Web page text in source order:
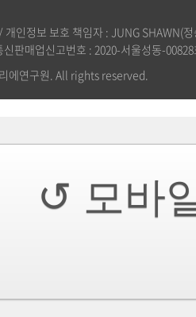
개인정보 보호 책임자 : JUNG
판매업신고번호 : 2020-서울성동-
에연구원. All rights reserved.
↺ 모바